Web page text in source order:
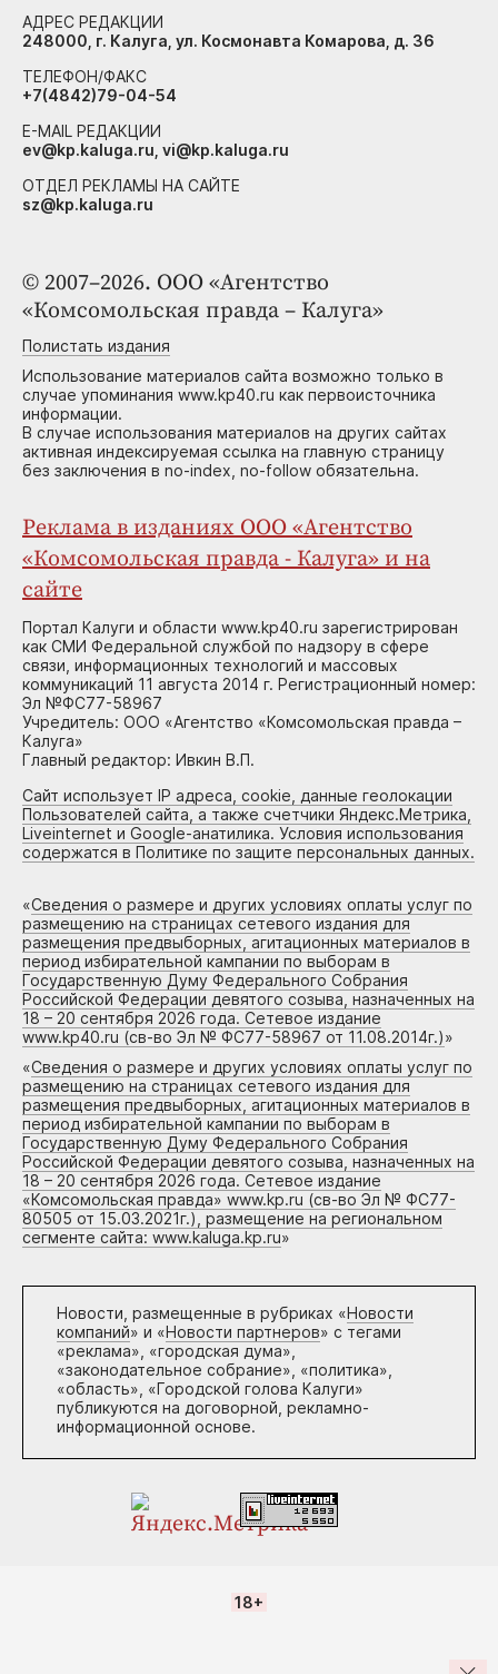
© 2007–2026. ООО «Агентство
«Комсомольская правда – Калуга»
Полистать издания
Использование материалов сайта возможно только в
случае упоминания www.kp40.ru как первоисточника
информации.
В случае использования материалов на других сайтах
активная индексируемая ссылка на главную страницу
без заключения в no-index, no-follow обязательна.
Реклама в изданиях ООО «Агентство
«Комсомольская правда - Калуга» и на
сайте
Портал Калуги и области www.kp40.ru зарегистрирован
как СМИ Федеральной службой по надзору в сфере
связи, информационных технологий и массовых
коммуникаций 11 августа 2014 г. Регистрационный номер:
Эл №ФС77-58967
Учредитель: ООО «Агентство «Комсомольская правда –
Калуга»
Главный редактор: Ивкин В.П.
Сайт использует IP адреса, cookie, данные геолокации
Пользователей сайта, а также счетчики Яндекс.Метрика,
Liveinternet и Google-анатилика. Условия использования
содержатся в Политике по защите персональных данных.
«Сведения о размере и других условиях оплаты услуг по
размещению на страницах сетевого издания для
размещения предвыборных, агитационных материалов в
период избирательной кампании по выборам в
Государственную Думу Федерального Собрания
Российской Федерации девятого созыва, назначенных на
18 – 20 сентября 2026 года. Сетевое издание
www.kp40.ru (св-во Эл № ФС77-58967 от 11.08.2014г.)»
«Сведения о размере и других условиях оплаты услуг по
размещению на страницах сетевого издания для
размещения предвыборных, агитационных материалов в
период избирательной кампании по выборам в
Государственную Думу Федерального Собрания
Российской Федерации девятого созыва, назначенных на
18 – 20 сентября 2026 года. Сетевое издание
«Комсомольская правда» www.kp.ru (св-во Эл № ФС77-
80505 от 15.03.2021г.), размещение на региональном
сегменте сайта: www.kaluga.kp.ru»
Новости, размещенные в рубриках «Новости
компаний» и «Новости партнеров» с тегами
«реклама», «городская дума»,
«законодательное собрание», «политика»,
«область», «Городской голова Калуги»
публикуются на договорной, рекламно-
информационной основе.
АДРЕС РЕДАКЦИИ
248000, г. Калуга, ул. Космонавта Комарова, д. 36
ТЕЛЕФОН/ФАКС
+7(4842)79-04-54
E-MAIL РЕДАКЦИИ
ev@kp.kaluga.ru, vi@kp.kaluga.ru
ОТДЕЛ РЕКЛАМЫ НА САЙТЕ
sz@kp.kaluga.ru
18+